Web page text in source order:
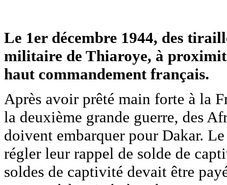
Le 1er décembre 1944, des
militaire de Thiaroye, à
haut commandement français.
Après avoir prêté main forte à la
la deuxième grande guerre, des
doivent embarquer pour Dakar.
régler leur rappel de solde de
soldes de captivité devait être